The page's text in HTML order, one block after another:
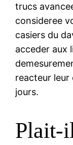
trucs
consideree
casiers du
acceder aux
reacteur leur
jours.
Plait-